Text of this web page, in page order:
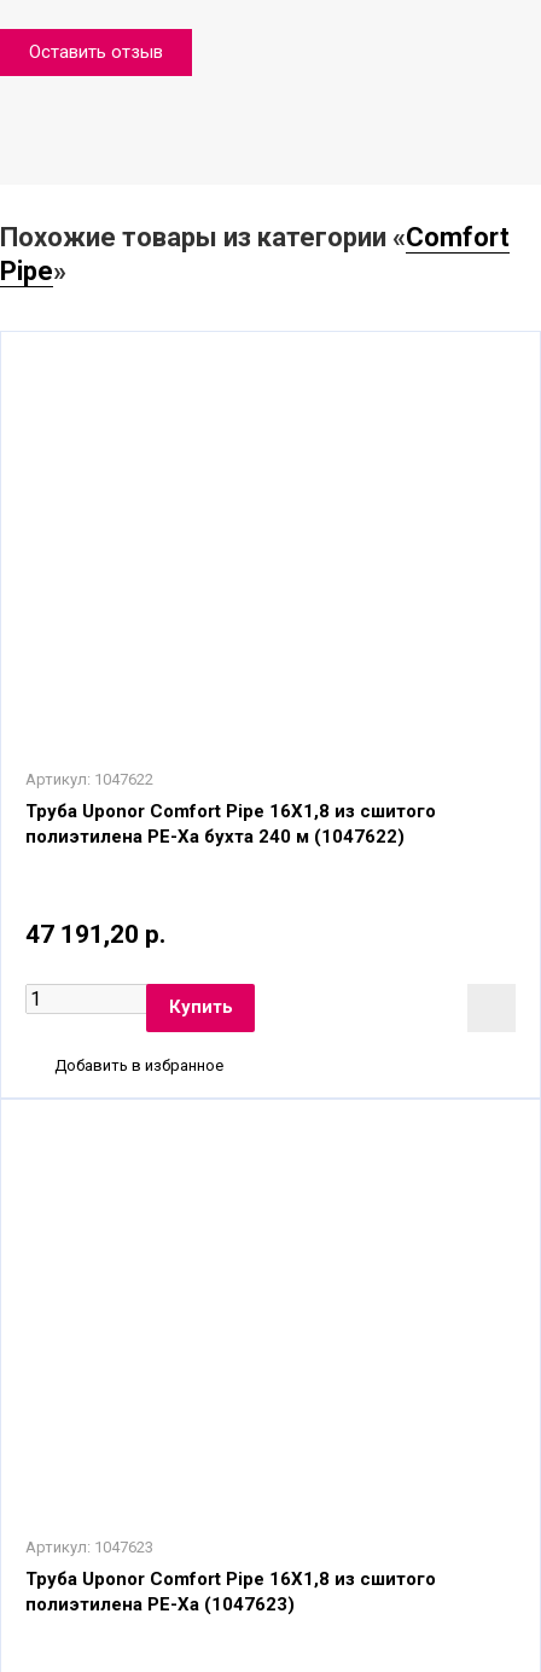
Оставить отзыв
Похожие товары из категории «Comfort
Pipe»
Артикул: 1047622
Труба Uponor Comfort Pipe 16X1,8 из сшитого
полиэтилена PE-Xa бухта 240 м (1047622)
47 191,20 р.
Добавить в избранное
Артикул: 1047623
Труба Uponor Comfort Pipe 16X1,8 из сшитого
полиэтилена PE-Xa (1047623)